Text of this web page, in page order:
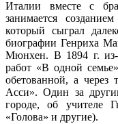
Италии вместе с
занимается
который сыграл
биографии Генриха
Мюнхен. В 1894 г.
работ «В одной
обетованной, а
Асси». Один за
городе, об учителе
«Голова» и другие).